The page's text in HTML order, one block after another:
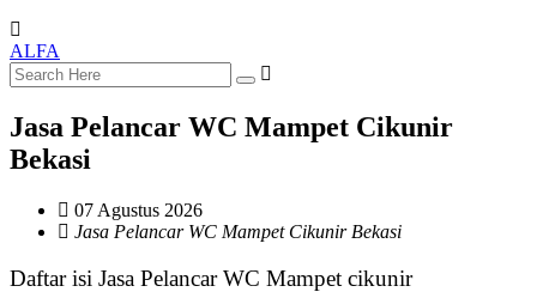
ALFA
Jasa Pelancar WC Mampet Cikunir
Bekasi
07 Agustus 2026
Jasa Pelancar WC Mampet Cikunir Bekasi
Daftar isi Jasa Pelancar WC Mampet cikunir